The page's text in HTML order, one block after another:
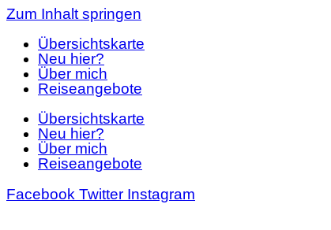
Zum Inhalt springen
Übersichtskarte
Neu hier?
Über mich
Reiseangebote
Übersichtskarte
Neu hier?
Über mich
Reiseangebote
Facebook Twitter Instagram